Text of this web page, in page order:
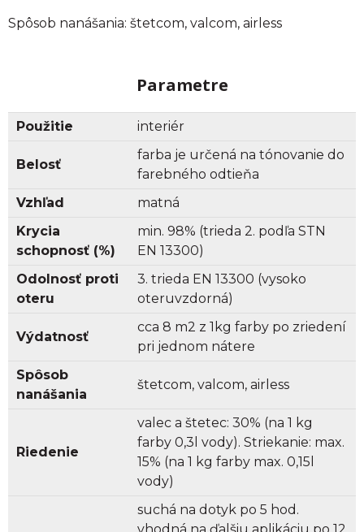
Spôsob nanášania: štetcom, valcom, airless
Parametre
Použitie interiér
Belosť
farba je určená na tónovanie do
farebného odtieňa
Vzhľad
matná
Krycia
schopnosť (%)
min. 98% (trieda 2. podľa STN
EN 13300)
Odolnosť proti
oteru
3. trieda EN 13300 (vysoko
oteruvzdorná)
Výdatnosť
cca 8 m2 z 1kg farby po zriedení
pri jednom nátere
Spôsob
nanášania
štetcom, valcom, airless
Riedenie
valec a štetec: 30% (na 1 kg
farby 0,3l vody). Striekanie: max.
15% (na 1 kg farby max. 0,15l
vody)
suchá na dotyk po 5 hod.